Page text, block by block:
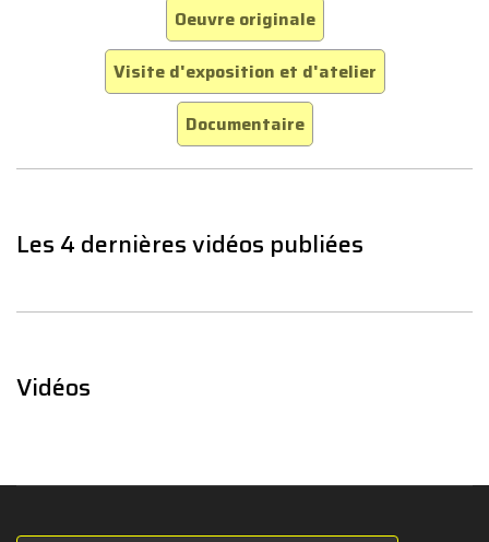
Oeuvre originale
Visite d'exposition et d'atelier
Documentaire
Les 4 dernières vidéos publiées
Vidéos